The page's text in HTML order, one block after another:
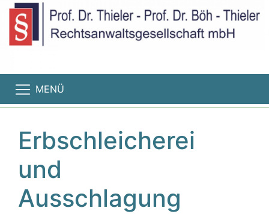
MENÜ
Erbschleicherei
und
Ausschlagung